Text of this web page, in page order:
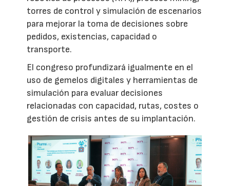
torres de control y simulación de escenarios
para mejorar la toma de decisiones sobre
pedidos, existencias, capacidad o
transporte.
El congreso profundizará igualmente en el
uso de gemelos digitales y herramientas de
simulación para evaluar decisiones
relacionadas con capacidad, rutas, costes o
gestión de crisis antes de su implantación.